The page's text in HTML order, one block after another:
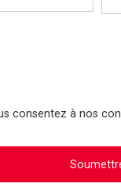
consentez à nos